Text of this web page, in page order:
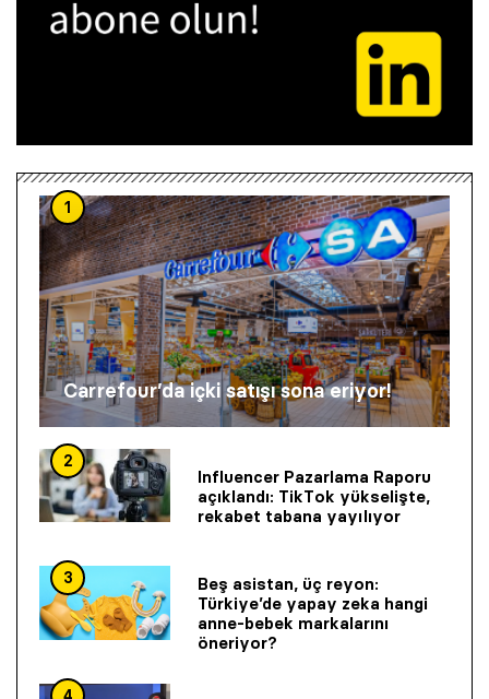
1
Carrefour’da içki satışı sona eriyor!
2
Influencer Pazarlama Raporu
açıklandı: TikTok yükselişte,
rekabet tabana yayılıyor
3
Beş asistan, üç reyon:
Türkiye’de yapay zeka hangi
anne-bebek markalarını
öneriyor?